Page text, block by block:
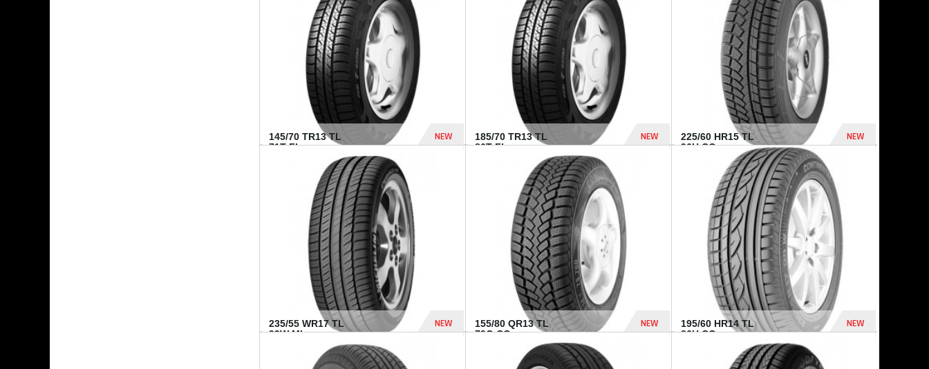
145/70 TR13 TL
71T FI...
NEW
185/70 TR13 TL
86T FI...
NEW
432 Dhs
225/60 HR15 TL
96H CO...
NEW
1 040 Dhs
235/55 WR17 TL
99W MI...
NEW
155/80 QR13 TL
79Q CO...
NEW
195/60 HR14 TL
86H CO...
NEW